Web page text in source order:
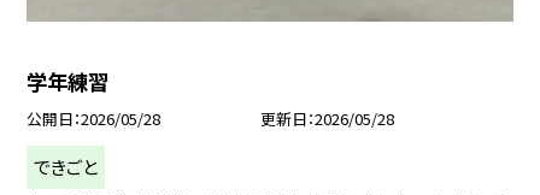
学年練習
公開日 2026/05/28 更新日 2026/05/28
できごと